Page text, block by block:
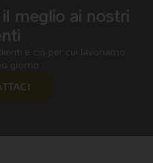
meglio ai nostri
è ciò per cui lavoriamo
giorno.